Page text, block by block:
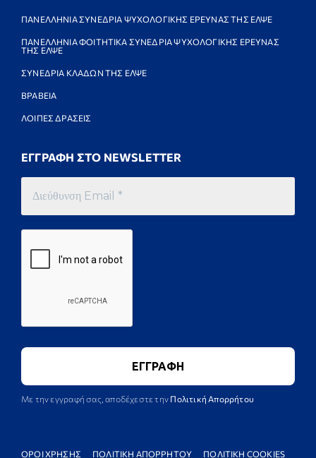
ΠΑΝΕΛΛΗΝΙΑ ΣΥΝΕΔΡΙΑ ΨΥΧΟΛΟΓΙΚΗΣ ΕΡΕΥΝΑΣ ΤΗΣ ΕΛΨΕ
ΠΑΝΕΛΛΗΝΙΑ ΦΟΙΤΗΤΙΚΑ ΣΥΝΕΔΡΙΑ ΨΥΧΟΛΟΓΙΚΗΣ ΕΡΕΥΝΑΣ
ΤΗΣ ΕΛΨΕ
ΣΥΝΕΔΡΙΑ ΚΛΑΔΩΝ ΤΗΣ ΕΛΨΕ
ΒΡΑΒΕΙΑ
ΛΟΙΠΕΣ ΔΡΑΣΕΙΣ
ΕΓΓΡΑΦΗ ΣΤΟ NEWSLETTER
Με την εγγραφή σας, αποδέχεστε την Πολιτική Απορρήτου
ΟΡΟΙ ΧΡΗΣΗΣ ΠΟΛΙΤΙΚΗ ΑΠΟΡΡΗΤΟΥ ΠΟΛΙΤΙΚΗ COOKIES